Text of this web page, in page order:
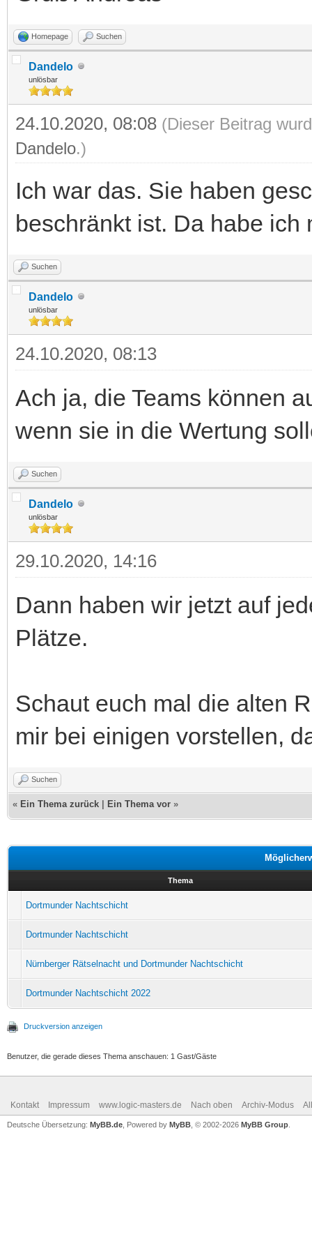
Homepage Suchen
Dandelo
unlösbar
24.10.2020, 08:08 (Dieser Beitrag
Dandelo.)
Ich war das. Sie haben
beschränkt ist. Da habe
Suchen
Dandelo
unlösbar
24.10.2020, 08:13
Ach ja, die Teams können
wenn sie in die Wertung
Suchen
Dandelo
unlösbar
29.10.2020, 14:16
Dann haben wir jetzt auf
Plätze.
Schaut euch mal die alten
mir bei einigen vorstellen,
Suchen
« Ein Thema zurück Ein Thema vor »
Thema
Dortmunder Nachtschicht
Dortmunder Nachtschicht
Nürnberger Rätselnacht und Dortmunder Nachtschicht
Dortmunder Nachtschicht 2022
Druckversion anzeigen
Benutzer, die gerade dieses Thema anschauen: 1 Gast/Gäste
Kontakt Impressum www.logic-masters.de Nach oben Archiv-Modus
Deutsche Übersetzung: MyBB.de , Powered by MyBB , © 2002-2026 MyBB Group